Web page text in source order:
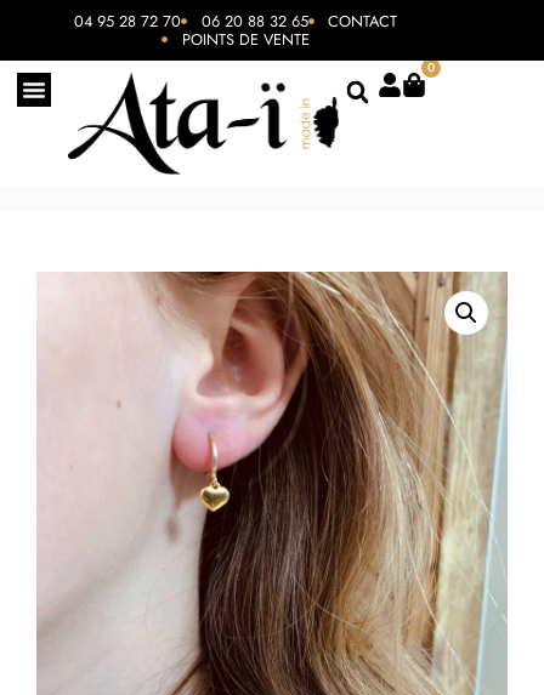
04 95 28 72 70 06 20 88 32 65 CONTACT
POINTS DE VENTE
0